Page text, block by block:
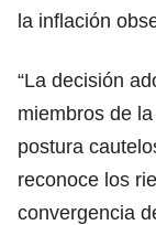
la inflación
“La decisión
miembros de
postura
reconoce los
convergencia